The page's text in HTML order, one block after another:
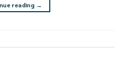
reading →